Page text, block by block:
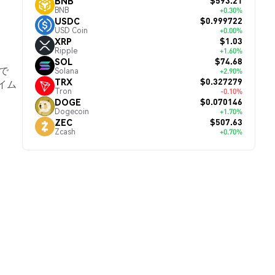
ム
BNB +0.30%
USDC
USD Coin
$0.999722
+0.00%
XRP
Ripple
$1.03
+1.60%
SOL
Solana
$74.68
+2.90%
TRX
Tron
$0.327279
-0.10%
DOGE
Dogecoin
$0.070146
+1.70%
ZEC
Zcash
$507.63
+0.70%